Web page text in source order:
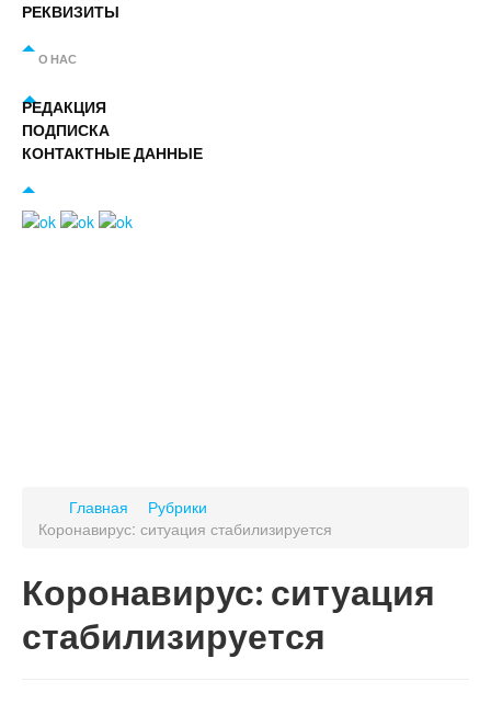
РЕКВИЗИТЫ
О НАС
РЕДАКЦИЯ
ПОДПИСКА
КОНТАКТНЫЕ ДАННЫЕ
Главная
Рубрики
Коронавирус: ситуация стабилизируется
Коронавирус: ситуация
стабилизируется